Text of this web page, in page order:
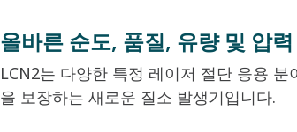
올바른 순도, 품질, 유량 및 압력
LCN2는 다양한 특정 레이저 절단 응용
을 보장하는 새로운 질소 발생기입니다.